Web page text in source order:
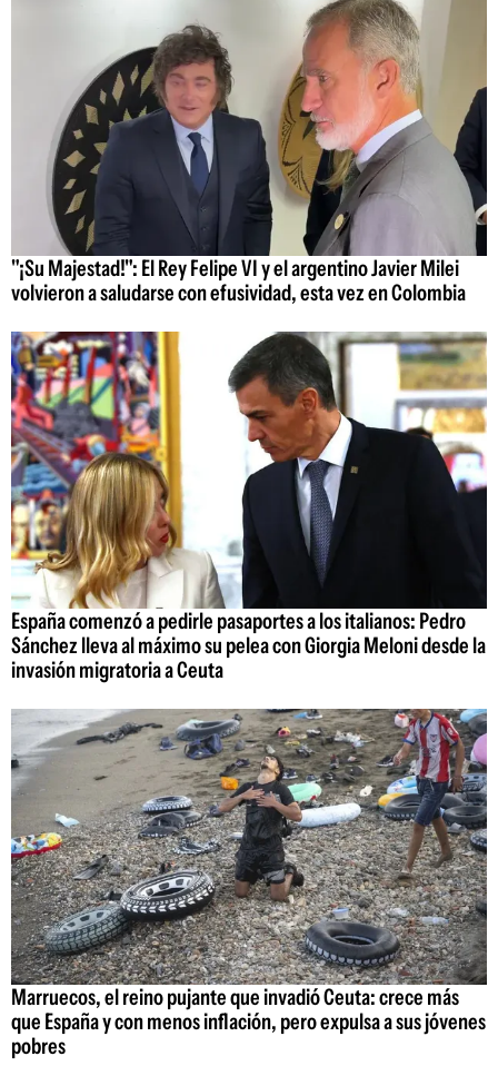
"¡Su Majestad!": El Rey Felipe VI y el argentino Javier Milei
volvieron a saludarse con efusividad, esta vez en Colombia
España comenzó a pedirle pasaportes a los italianos: Pedro
Sánchez lleva al máximo su pelea con Giorgia Meloni desde la
invasión migratoria a Ceuta
Marruecos, el reino pujante que invadió Ceuta: crece más
que España y con menos inflación, pero expulsa a sus jóvenes
pobres